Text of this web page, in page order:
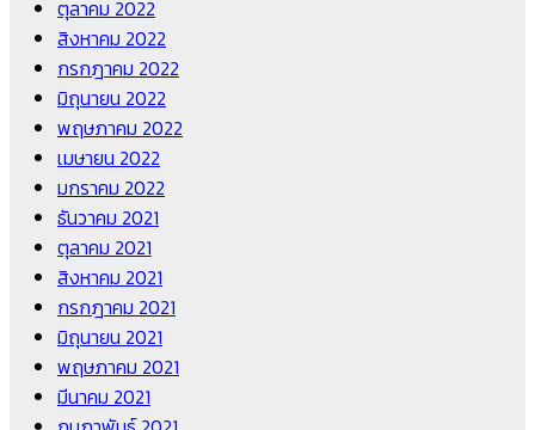
ตุลาคม 2022
สิงหาคม 2022
กรกฎาคม 2022
มิถุนายน 2022
พฤษภาคม 2022
เมษายน 2022
มกราคม 2022
ธันวาคม 2021
ตุลาคม 2021
สิงหาคม 2021
กรกฎาคม 2021
มิถุนายน 2021
พฤษภาคม 2021
มีนาคม 2021